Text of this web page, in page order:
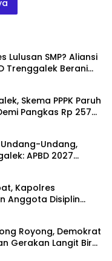
Lulusan SMP? Aliansi
Trenggalek Berani
Skema PPPK Paruh
Pangkas Rp 257
Undang-Undang,
APBD 2027
Kapolres
Anggota Disiplin
Royong, Demokrat
Gerakan Langit Biru